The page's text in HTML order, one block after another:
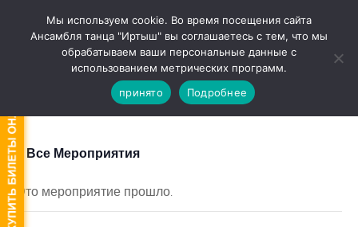
Перейти к содержимому
Версия для слабовидящих
« Все Мероприятия
Это мероприятие прошло.
Мы используем cookie. Во время посещения сайта
Ансамбля танца "Иртыш" вы соглашаетесь с тем, что мы
обрабатываем ваши персональные данные с
использованием метрических программ.
принято
Подробнее